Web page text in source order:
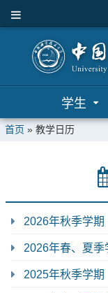
学生
首页 » 教学日历
2026年秋季学期
2026年春、夏季
2025年秋季学期